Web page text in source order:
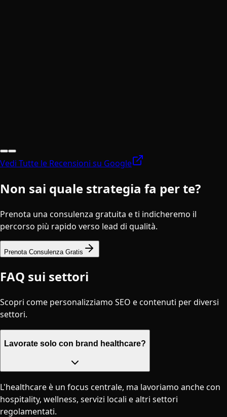
5.0•30recensioni
Servizi
Servizi SEO
AEO & Ricerca IA
SEO Tecnico
Web Design & Sviluppo
Manutenzione Sito Web
Cliniche Estetiche
Studi Dentistici
Centri Benessere